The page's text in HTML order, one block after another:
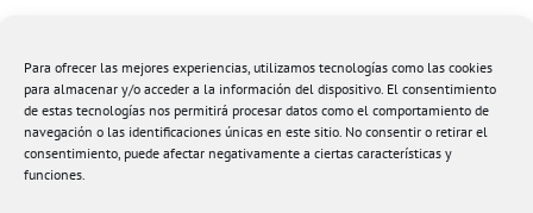
Para ofrecer las mejores experiencias, utilizamos tecnologías como las cookies
para almacenar y/o acceder a la información del dispositivo. El consentimiento
de estas tecnologías nos permitirá procesar datos como el comportamiento de
navegación o las identificaciones únicas en este sitio. No consentir o retirar el
consentimiento, puede afectar negativamente a ciertas características y
funciones.
navegador para la próxima vez que comente.